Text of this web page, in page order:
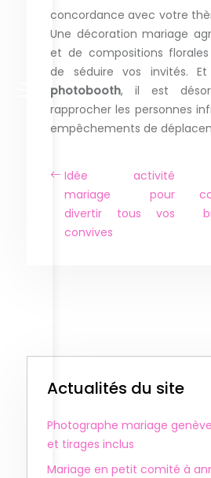
concordance avec votre
Une décoration mariage
et de compositions
de séduire vos invités. Et
photobooth, il est
rapprocher les personnes
empêchements de
Idée activité
mariage pour
divertir tous vos
convives
Actualités du site
Photographe mariage
et tirages inclus
Mariage en petit comité à